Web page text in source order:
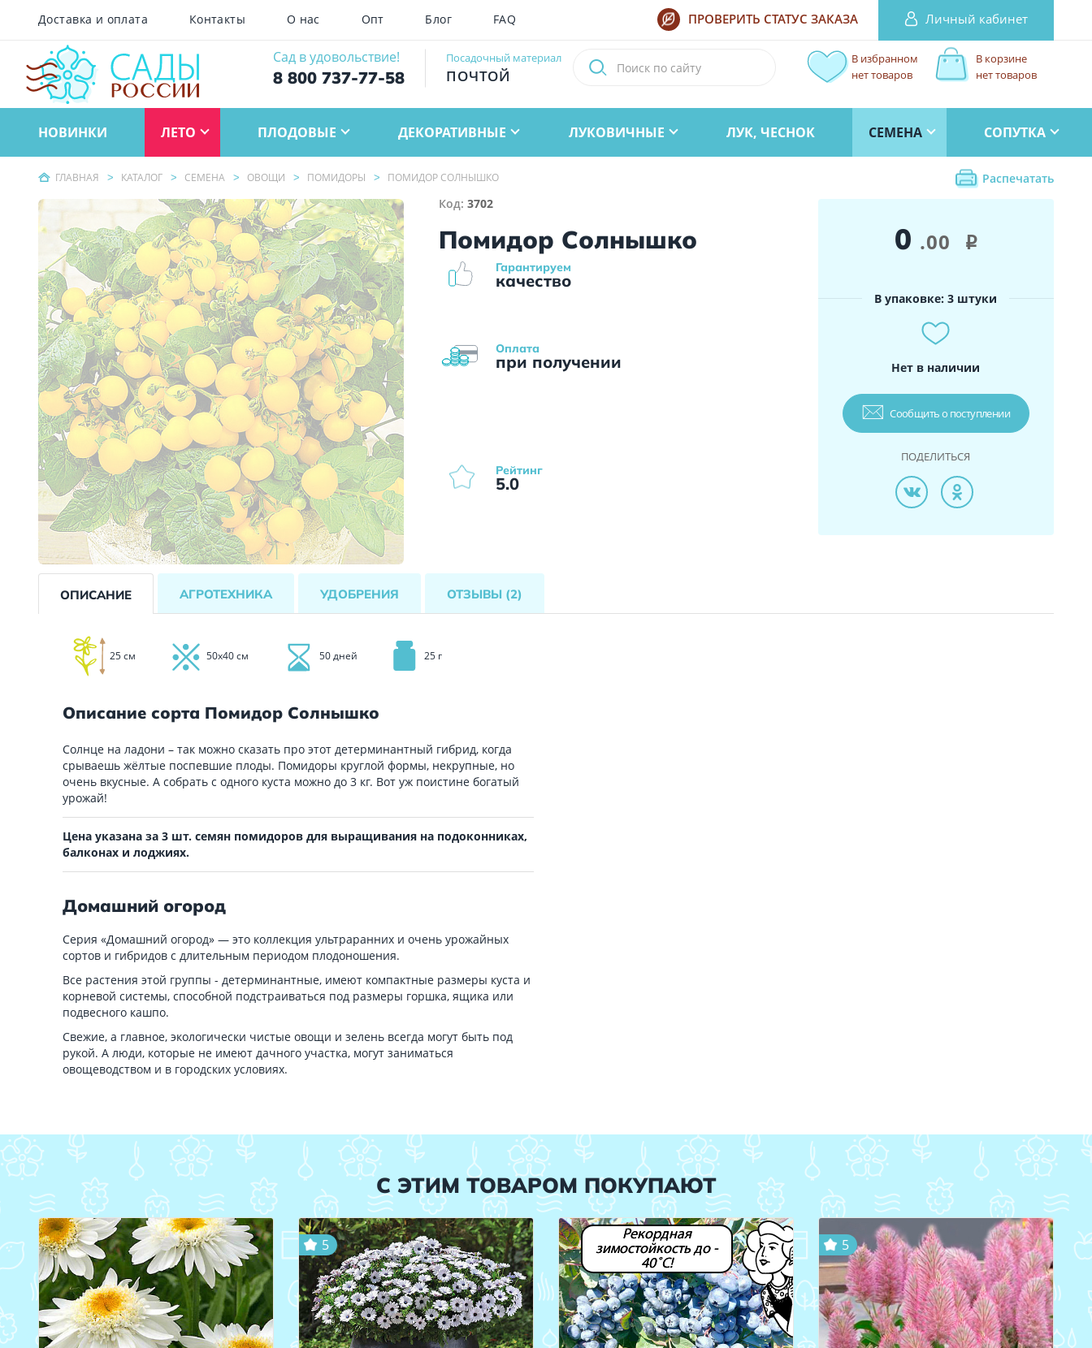
Доставка и оплата Контакты О нас Опт Блог FAQ ПРОВЕРИТЬ СТАТУС ЗАКАЗА Личный кабинет
Сад в удовольствие!
8 800 737-77-58
Посадочный материал
ПОЧТОЙ
В корзине
нет товаров
В избранном
нет товаров
НОВИНКИ ЛЕТО ПЛОДОВЫЕ ДЕКОРАТИВНЫЕ ЛУКОВИЧНЫЕ ЛУК, ЧЕСНОК СЕМЕНА СОПУТКА
ГЛАВНАЯ КАТАЛОГ СЕМЕНА ОВОЩИ ПОМИДОРЫ ПОМИДОР СОЛНЫШКО
Распечатать
Код:3702
Помидор Солнышко
Оплата
при получении
Гарантируем
качество
Рейтинг
5.0
0 .00 i
В упаковке: 3 штуки
Нет в наличии
Сообщить о поступлении
ПОДЕЛИТЬСЯ
ОПИСАНИЕ АГРОТЕХНИКА УДОБРЕНИЯ ОТЗЫВЫ (2)
25 см 50х40 см 50 дней 25 г
Описание сорта Помидор Солнышко
Солнце на ладони – так можно сказать про этот детерминантный гибрид, когда
срываешь жёлтые поспевшие плоды. Помидоры круглой формы, некрупные, но
очень вкусные. А собрать с одного куста можно до 3 кг. Вот уж поистине богатый
урожай!
Цена указана за 3 шт. семян помидоров для выращивания на подоконниках,
балконах и лоджиях.
Домашний огород
Серия «Домашний огород» — это коллекция ультраранних и очень урожайных
сортов и гибридов с длительным периодом плодоношения.
Все растения этой группы - детерминантные, имеют компактные размеры куста и
корневой системы, способной подстраиваться под размеры горшка, ящика или
подвесного кашпо.
Свежие, а главное, экологически чистые овощи и зелень всегда могут быть под
рукой. А люди, которые не имеют дачного участка, могут заниматься
овощеводством и в городских условиях.
С ЭТИМ ТОВАРОМ ПОКУПАЮТ
5
Рекордная
зимостойкость до -
40˚С!
5